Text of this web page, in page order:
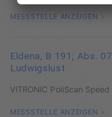
MESSSTELLE ANZEIGEN
Eldena, B 191; Abs.
Ludwigslust
VITRONIC PoliScan
MESSSTELLE ANZEIGEN